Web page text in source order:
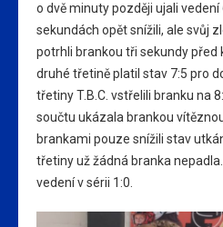
o dvě minuty později ujali vedení
sekundách opět snížili, ale svůj
potrhli brankou tři sekundy před
druhé třetině platil stav 7:5 pro
třetiny T.B.C. vstřelili branku na
součtu ukázala brankou
brankami pouze snížili stav
třetiny už žádná branka
vedení v sérii 1:0.